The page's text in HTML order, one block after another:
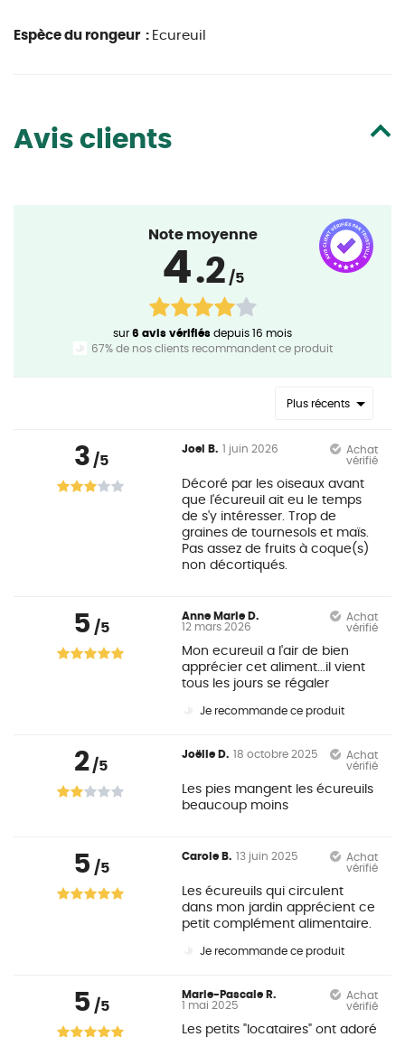
Espèce du rongeur : Ecureuil
Avis clients
Note moyenne
4.2 /5
sur6 avis vérifiés depuis 16 mois
67% de nos clients recommandent ce produit
Plus récents
3 /5
Joel B. 1 juin 2026
Achat
vérifié
Décoré par les oiseaux avant
que l'écureuil ait eu le temps
de s'y intéresser. Trop de
graines de tournesols et maïs.
Pas assez de fruits à coque(s)
non décortiqués.
5 /5
Anne Marie D.
12 mars 2026
Achat
vérifié
Mon ecureuil a l'air de bien
apprécier cet aliment...il vient
tous les jours se régaler
Je recommande ce produit
2 /5
Joëlle D. 18 octobre 2025
Achat
vérifié
Les pies mangent les écureuils
beaucoup moins
5 /5
Carole B. 13 juin 2025
Achat
vérifié
Les écureuils qui circulent
dans mon jardin apprécient ce
petit complément alimentaire.
Je recommande ce produit
5 /5
Marie-Pascale R.
1 mai 2025
Achat
vérifié
Les petits "locataires" ont adoré